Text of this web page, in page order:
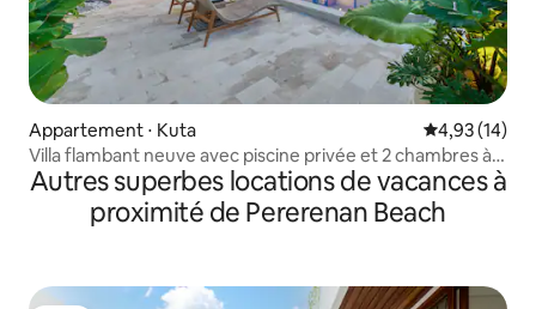
Appartement ⋅ Kuta Évaluation
4,93 (14)
Villa flambant neuve avec piscine privée et 2 chambres à
Seminyak
Autres superbes locations de vacances à
proximité de Pererenan Beach